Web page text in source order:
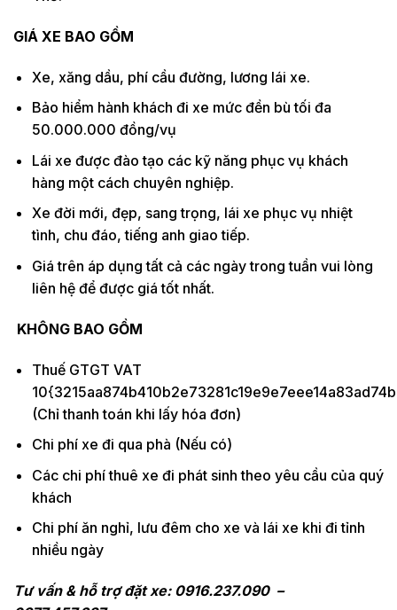
GIÁ XE BAO GỒM
Xe, xăng dầu, phí cầu đường, lương lái xe.
Bảo hiểm hành khách đi xe mức đền bù tối đa
50.000.000 đồng/vụ
Lái xe được đào tạo các kỹ năng phục vụ khách
hàng một cách chuyên nghiệp.
Xe đời mới, đẹp, sang trọng, lái xe phục vụ nhiệt
tình, chu đáo, tiếng anh giao tiếp.
Giá trên áp dụng tất cả các ngày trong tuần vui lòng
liên hệ để được giá tốt nhất.
KHÔNG BAO GỒM
Thuế GTGT VAT
(Chỉ thanh toán khi lấy hóa đơn)
Chi phí xe đi qua phà (Nếu có)
Các chi phí thuê xe đi phát sinh theo yêu cầu của quý
khách
Chi phí ăn nghỉ, lưu đêm cho xe và lái xe khi đi tỉnh
nhiều ngày
Tư vấn & hỗ trợ đặt xe: 0916.237.090 –